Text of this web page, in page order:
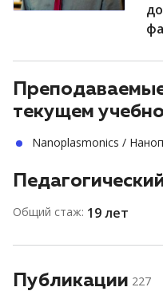
текущем
Nanoplasmonics /
Общий стаж: 19 лет
Публикации 227